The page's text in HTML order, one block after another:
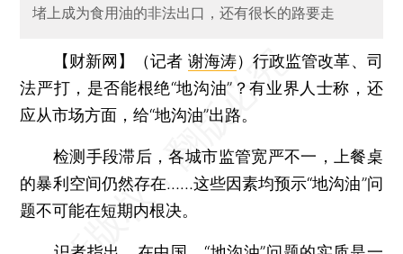
堵上成为食用油的非法出口，还有很长的路要走
【财新网】（记者 谢海涛） 行政监管改革、司
法严打，是否能根绝“地沟油”？有业界人士称，还
应从市场方面，给“地沟油”出路。
检测手段滞后，各城市监管宽严不一，上餐桌
的暴利空间仍然存在……这些因素均预示“地沟油”问
题不可能在短期内根决。